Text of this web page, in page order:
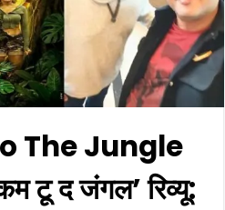
The Jungle
टू द जंगल’ रिव्यू: